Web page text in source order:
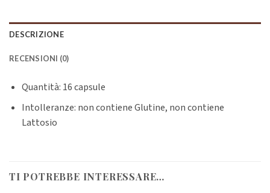
DESCRIZIONE
RECENSIONI (0)
Quantità: 16 capsule
Intolleranze: non contiene Glutine, non contiene
Lattosio
TI POTREBBE INTERESSARE…